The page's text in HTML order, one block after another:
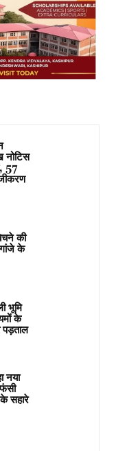
57
की
के
भूमि
के
पड़ताल
नया
सहारे